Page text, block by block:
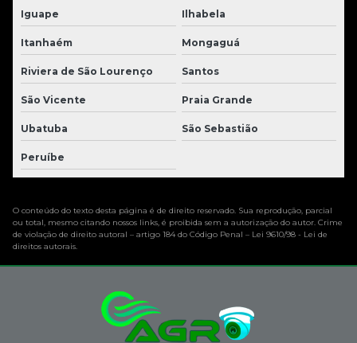
Iguape Ilhabela
Itanhaém Mongaguá
Riviera de São Lourenço Santos
São Vicente Praia Grande
Ubatuba São Sebastião
Peruíbe
O conteúdo do texto desta página é de direito reservado. Sua reprodução, parcial
ou total, mesmo citando nossos links, é proibida sem a autorização do autor. Crime
de violação de direito autoral – artigo 184 do Código Penal – Lei 9610/98 - Lei de
direitos autorais.